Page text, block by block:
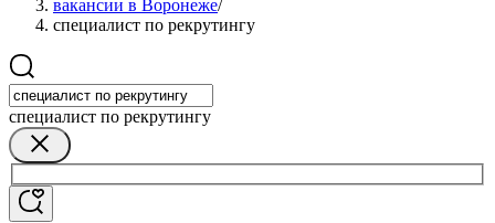
вакансии в Воронеже/
специалист по рекрутингу
специалист по рекрутингу